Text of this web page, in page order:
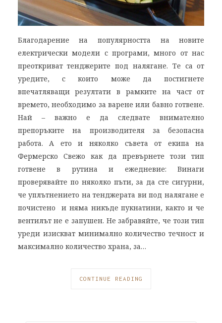
Благодарение на популярността на новите
електрически модели с програми, много от нас
преоткриват тенджерите под налягане. Те са от
уредите, с които може да постигнете
впечатляващи резултати в рамките на част от
времето, необходимо за варене или бавно готвене.
Най – важно е да следвате внимателно
препоръките на производителя за безопасна
работа. А ето и няколко съвета от екипа на
Фермерско Свежо как да превърнете този тип
готвене в рутина и ежедневие: Винаги
проверявайте по няколко пъти, за да сте сигурни,
че уплътнението на тенджерата ви под налягане е
почистено и няма никъде пукнатини, както и че
вентилът не е запушен. Не забравяйте, че този тип
уреди изискват минимално количество течност и
максимално количество храна, за…
CONTINUE READING